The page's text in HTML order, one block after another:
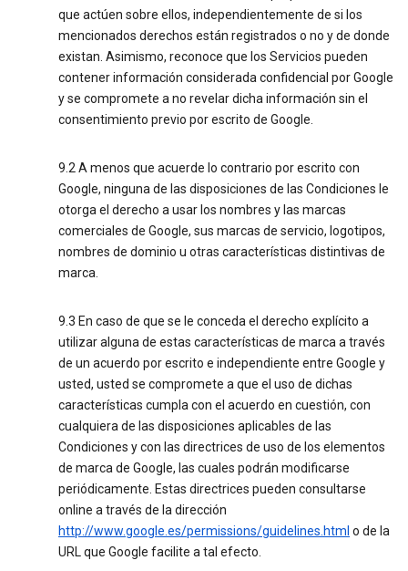
que actúen sobre ellos, independientemente de si los
mencionados derechos están registrados o no y de donde
existan. Asimismo, reconoce que los Servicios pueden
contener información considerada confidencial por Google
y se compromete a no revelar dicha información sin el
consentimiento previo por escrito de Google.
9.2 A menos que acuerde lo contrario por escrito con
Google, ninguna de las disposiciones de las Condiciones le
otorga el derecho a usar los nombres y las marcas
comerciales de Google, sus marcas de servicio, logotipos,
nombres de dominio u otras características distintivas de
marca.
9.3 En caso de que se le conceda el derecho explícito a
utilizar alguna de estas características de marca a través
de un acuerdo por escrito e independiente entre Google y
usted, usted se compromete a que el uso de dichas
características cumpla con el acuerdo en cuestión, con
cualquiera de las disposiciones aplicables de las
Condiciones y con las directrices de uso de los elementos
de marca de Google, las cuales podrán modificarse
periódicamente. Estas directrices pueden consultarse
online a través de la dirección
http://www.google.es/permissions/guidelines.html o de la
URL que Google facilite a tal efecto.